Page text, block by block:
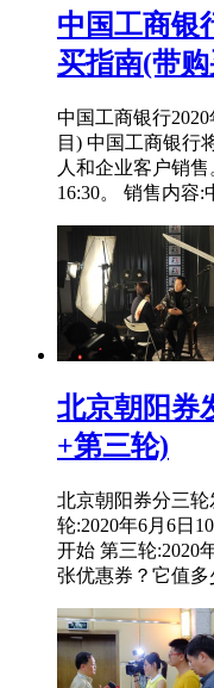
中国工商银
买指南(带
中国工商银行
目) 中国工商银行
人和企业客户销售
16:30。 销售内容:
北京朝阳券
+第三轮)
北京朝阳券分三
轮:2020年6月6日
开始 第三轮:2020
张优惠券？它值